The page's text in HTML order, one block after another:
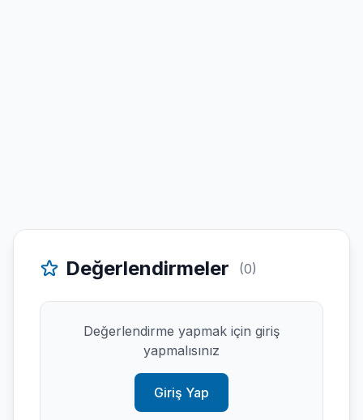
Değerlendirmeler (0)
Değerlendirme yapmak için giriş
yapmalısınız
Giriş Yap